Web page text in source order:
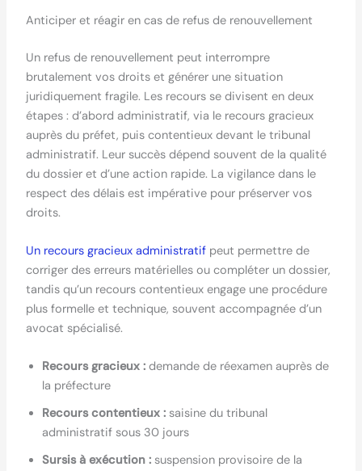
Anticiper et réagir en cas de refus de renouvellement
Un refus de renouvellement peut interrompre
brutalement vos droits et générer une situation
juridiquement fragile. Les recours se divisent en deux
étapes : d’abord administratif, via le recours gracieux
auprès du préfet, puis contentieux devant le tribunal
administratif. Leur succès dépend souvent de la qualité
du dossier et d’une action rapide. La vigilance dans le
respect des délais est impérative pour préserver vos
droits.
Un recours gracieux administratifpeut permettre de
corriger des erreurs matérielles ou compléter un dossier,
tandis qu’un recours contentieux engage une procédure
plus formelle et technique, souvent accompagnée d’un
avocat spécialisé.
Recours gracieux :demande de réexamen auprès de
la préfecture
Recours contentieux :saisine du tribunal
administratif sous 30 jours
Sursis à exécution :suspension provisoire de la